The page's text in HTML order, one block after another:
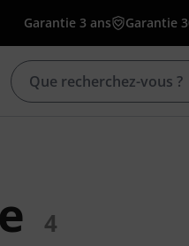
Garantie 3 ans Garantie
4